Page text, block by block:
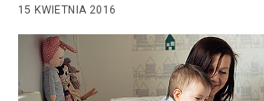
15 KWIETNIA 2016